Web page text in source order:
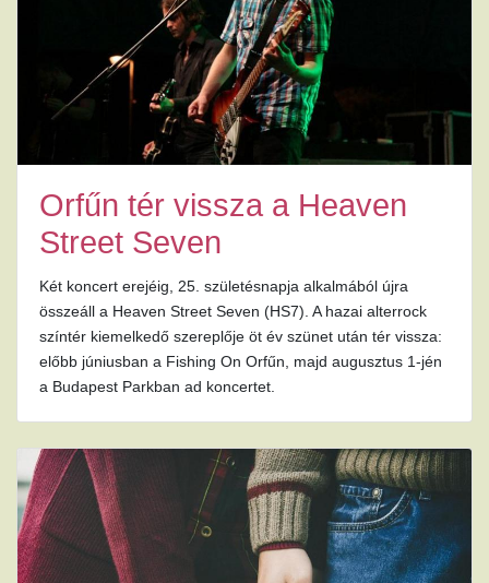
Orfűn tér vissza a Heaven
Street Seven
Két koncert erejéig, 25. születésnapja alkalmából újra
összeáll a Heaven Street Seven (HS7). A hazai alterrock
színtér kiemelkedő szereplője öt év szünet után tér vissza:
előbb júniusban a Fishing On Orfűn, majd augusztus 1-jén
a Budapest Parkban ad koncertet.